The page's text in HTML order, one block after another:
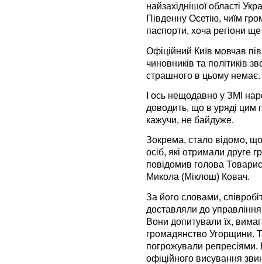
найзахіднішої області
Південну Осетію, чиїм
паспорти, хоча регіони
Офіційний Київ мовчав
чиновників та політиків
страшного в цьому немає.
І ось нещодавно у ЗМІ
доводить, що в уряді цим
кажучи, не байдуже.
Зокрема, стало відомо,
осіб, які отримали друге
повідомив голова
Микола (Міклош) Ковач.
За його словами,
доставляли до управління
Вони допитували їх,
громадянство Угорщини.
погрожували
офіційного висування